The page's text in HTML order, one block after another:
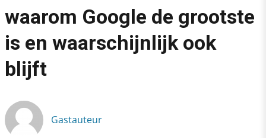
›
The winner takes it all: waarom Google de grootste is en
waarom Google de grootste
is en waarschijnlijk ook
blijft
Gastauteur